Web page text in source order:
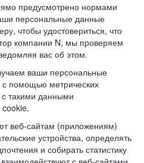
предусмотрено нормами
персональные данные
чтобы удостовериться, что
компании N, мы проверяем
вас об этом.
ваши персональные
с помощью метрических
такими данными
веб-сайтам (приложениям)
устройства, определять
и собирать статистику